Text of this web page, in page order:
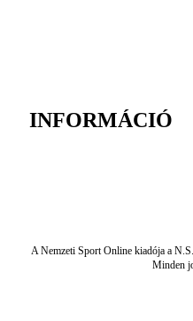
INFORMÁCIÓ
A Nemzeti Sport Online kiadója a
Minden